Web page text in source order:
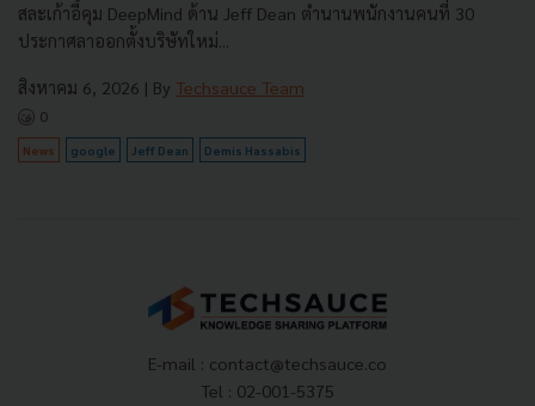
สละเก้าอี้คุม DeepMind ด้าน Jeff Dean ตำนานพนักงานคนที่ 30
ประกาศลาออกตั้งบริษัทใหม่...
สิงหาคม 6, 2026 | By Techsauce Team
0
News google Jeff Dean Demis Hassabis
E-mail : contact@techsauce.co
Tel : 02-001-5375